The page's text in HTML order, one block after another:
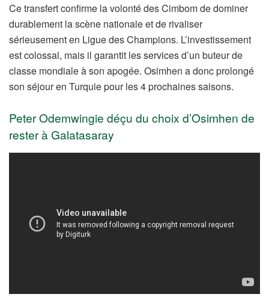
Ce transfert confirme la volonté des Cimbom de dominer
durablement la scène nationale et de rivaliser
sérieusement en Ligue des Champions. L’investissement
est colossal, mais il garantit les services d’un buteur de
classe mondiale à son apogée. Osimhen a donc prolongé
son séjour en Turquie pour les 4 prochaines saisons.
Peter Odemwingie déçu du choix d’Osimhen de
rester à Galatasaray